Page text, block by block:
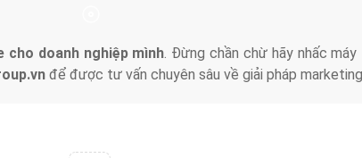
cho doanh nghiệp mình. Đừng chần chừ hãy nhấc
để được tư vấn chuyên sâu về giải pháp